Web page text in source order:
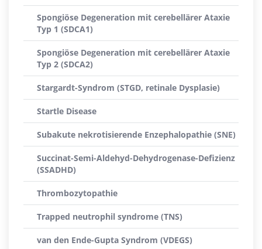
Spongiöse Degeneration mit cerebellärer Ataxie
Typ 1 (SDCA1)
Spongiöse Degeneration mit cerebellärer Ataxie
Typ 2 (SDCA2)
Stargardt-Syndrom (STGD, retinale Dysplasie)
Startle Disease
Subakute nekrotisierende Enzephalopathie (SNE)
Succinat-Semi-Aldehyd-Dehydrogenase-Defizienz
(SSADHD)
Thrombozytopathie
Trapped neutrophil syndrome (TNS)
van den Ende-Gupta Syndrom (VDEGS)